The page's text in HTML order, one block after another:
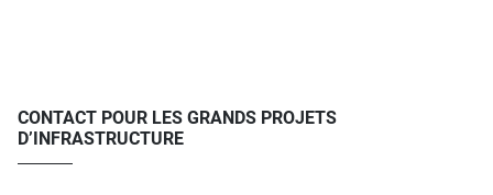
CONTACT POUR LES GRANDS PROJETS
D’INFRASTRUCTURE